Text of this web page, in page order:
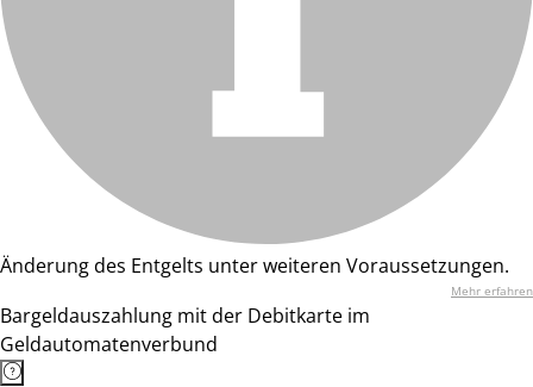
Änderung des Entgelts unter weiteren Voraussetzungen.
Mehr erfahren
Bargeldauszahlung mit der Debitkarte im
Geldautomatenverbund